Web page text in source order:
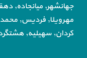
جهانشهر, میانجاده,
مهرویلا, فردیس,
کردان, سهیلیه,